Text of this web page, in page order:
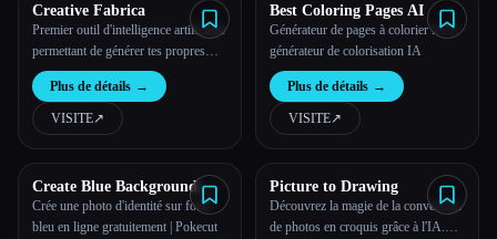
Creative Fabrica
Premier outil d'intelligence artificielle
permettant de générer tes propres
polices personnalisées et de les
télécharger au format installable sur
Mac et Windows
Plus de détails →
VISITE↗︎
Best Coloring Pages AI
Générateur de pages à colorier IA et
générateur de colorisation IA
Plus de détails →
VISITE↗︎
Create Blue Background
Passport Photo with Pokecut
Crée une photo d'identité sur fond
bleu en ligne gratuitement | Pokecut
Picture to Drawing
Découvrez la magie de la conversion
de photos en croquis grâce à l'IA.